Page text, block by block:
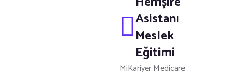
Asistanı
Meslek
Eğitimi
MiKariyer Medicare